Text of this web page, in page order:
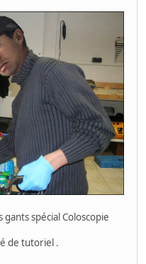
spécial Coloscopie
de tutoriel .